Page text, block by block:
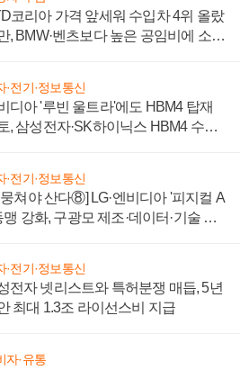
코리아 가격 앞세워 수입차 4위 올랐
, BMW·벤츠보다 높은 공임비에 소비
·전기·정보통신
디아 '루빈 울트라'에도 HBM4 탑재
, 삼성전자·SK하이닉스 HBM4 수율
·전기·정보통신
뭉쳐야 산다⑧] LG·엔비디아 '피지컬 A
맹 강화, 구광모 제조·데이터·기술 결
·전기·정보통신
전자 넷리스트와 특허분쟁 매듭, 5년
최대 1.3조 라이선스비 지급
자·유통